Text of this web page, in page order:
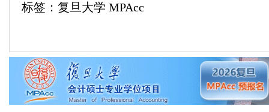
标签：复旦大学 MPAcc